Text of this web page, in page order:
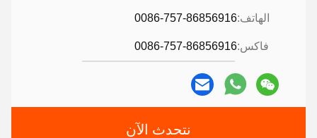
الهاتف:0086-757-86856916
فاكس:0086-757-86856916
نتحدث الآن